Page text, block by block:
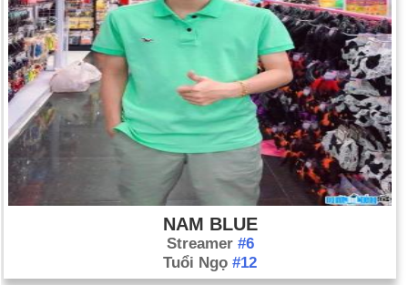
NAM BLUE
Streamer #6
Tuổi Ngọ #12